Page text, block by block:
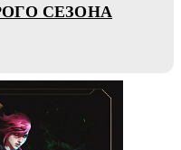
СЕЗОНА